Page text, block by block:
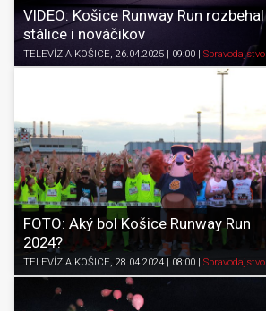
VIDEO: Košice Runway Run rozbehal
stálice i nováčikov
TELEVÍZIA KOŠICE, 26.04.2025 | 09:00 | Spravodajstvo
FOTO: Aký bol Košice Runway Run
2024?
TELEVÍZIA KOŠICE, 28.04.2024 | 08:00 Spravodajstvo